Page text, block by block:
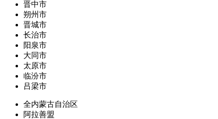
晋中市
朔州市
晋城市
长治市
阳泉市
大同市
太原市
临汾市
吕梁市
全内蒙古自治区
阿拉善盟